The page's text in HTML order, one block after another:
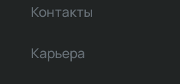
Контакты
Карьера